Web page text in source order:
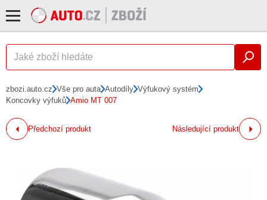
zbozi.auto.cz Vše pro auta Autodíly Výfukový systém
Koncovky výfuků Amio MT 007
Předchozí produkt Následující produkt